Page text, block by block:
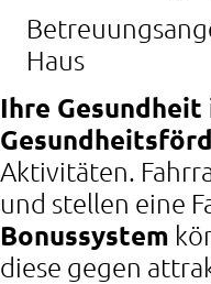
Haus
Ihre
Aktivitäten.
und stellen eine
Bonussystem
diese gegen